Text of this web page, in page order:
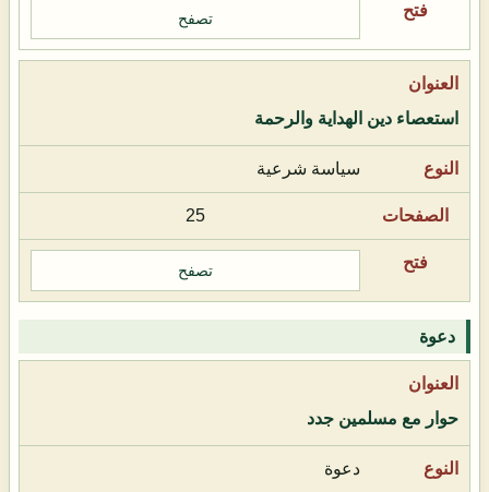
تصفح
استعصاء دين الهداية والرحمة
سياسة شرعية
25
تصفح
دعوة
حوار مع مسلمين جدد
دعوة